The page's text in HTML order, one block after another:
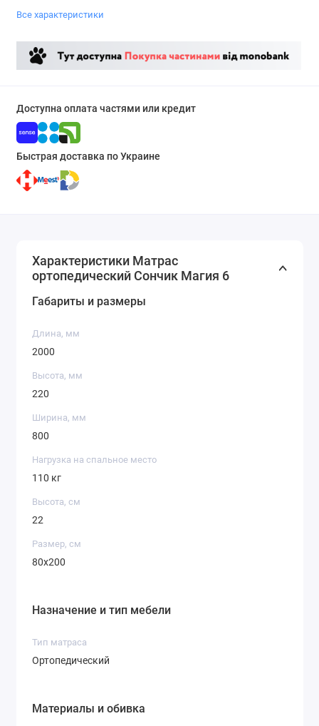
Все характеристики
Доступна оплата частями или кредит
Быстрая доставка по Украине
Характеристики Матрас
ортопедический Сончик Магия 6
Габариты и размеры
Длина, мм
2000
Высота, мм
220
Ширина, мм
800
Нагрузка на спальное место
110 кг
Высота, см
22
Размер, см
80x200
Назначение и тип мебели
Тип матраса
Ортопедический
Материалы и обивка